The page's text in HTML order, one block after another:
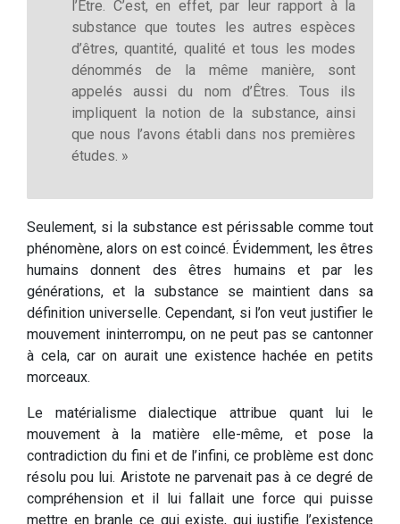
l’Être. C’est, en effet, par leur rapport à la
substance que toutes les autres espèces
d’êtres, quantité, qualité et tous les modes
dénommés de la même manière, sont
appelés aussi du nom d’Êtres. Tous ils
impliquent la notion de la substance, ainsi
que nous l’avons établi dans nos premières
études. »
Seulement, si la substance est périssable comme tout
phénomène, alors on est coincé. Évidemment, les êtres
humains donnent des êtres humains et par les
générations, et la substance se maintient dans sa
définition universelle. Cependant, si l’on veut justifier le
mouvement ininterrompu, on ne peut pas se cantonner
à cela, car on aurait une existence hachée en petits
morceaux.
Le matérialisme dialectique attribue quant lui le
mouvement à la matière elle-même, et pose la
contradiction du fini et de l’infini, ce problème est donc
résolu pou lui. Aristote ne parvenait pas à ce degré de
compréhension et il lui fallait une force qui puisse
mettre en branle ce qui existe, qui justifie l’existence